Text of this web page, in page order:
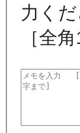
力くだ
［全